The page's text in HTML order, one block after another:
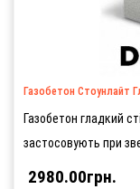
Газобетон Стоунлайт
Газобетон гладкий
застосовують при
2980.00грн.